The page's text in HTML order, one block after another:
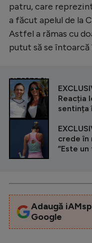
patru, care
a făcut apelul de la
Astfel a rămas cu
putut să se întoarcă
CITEȘTE ȘI
Reacția
sentința
crede în
”Este
Adaugă
Google